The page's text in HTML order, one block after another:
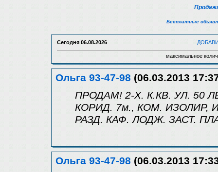
Бесплатные
Сегодня 06.08.2026
максимальное
Ольга 93-47-98 (06.03.2013
ПРОДАМ! 2-Х. К.КВ. УЛ. 50
КОРИД. 7м., КОМ. ИЗОЛИР,
РАЗД. КАФ. ЛОДЖ. ЗАСТ.
Ольга 93-47-98 (06.03.2013